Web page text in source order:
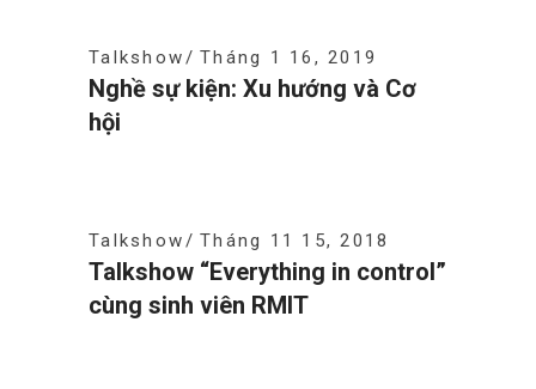
Talkshow Tháng 1 16, 2019
Nghề sự kiện: Xu hướng và Cơ
hội
Talkshow Tháng 11 15, 2018
Talkshow “Everything in control”
cùng sinh viên RMIT